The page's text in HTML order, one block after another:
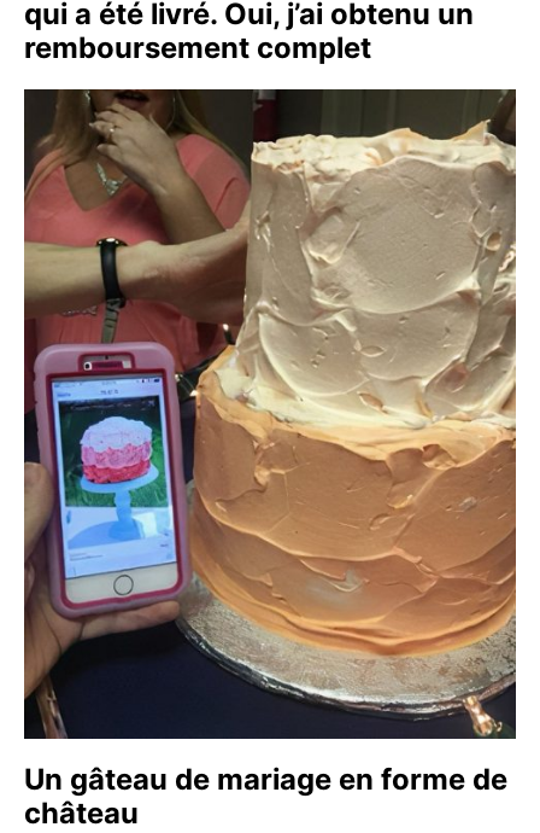
qui a été livré. Oui, j’ai obtenu un
remboursement complet
Un gâteau de mariage en forme de
château